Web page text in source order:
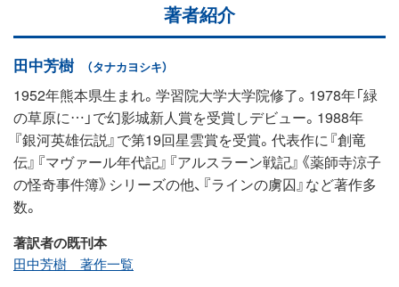
著者紹介
田中芳樹 （タナカヨシキ）
1952年熊本県生まれ。学習院大学大学院修了。1978年「緑
の草原に…」で幻影城新人賞を受賞しデビュー。1988年
『銀河英雄伝説』で第19回星雲賞を受賞。代表作に『創竜
伝』『マヴァール年代記』『アルスラーン戦記』《薬師寺涼子
の怪奇事件簿》シリーズの他、『ラインの虜囚』など著作多
数。
著訳者の既刊本
田中芳樹 著作一覧